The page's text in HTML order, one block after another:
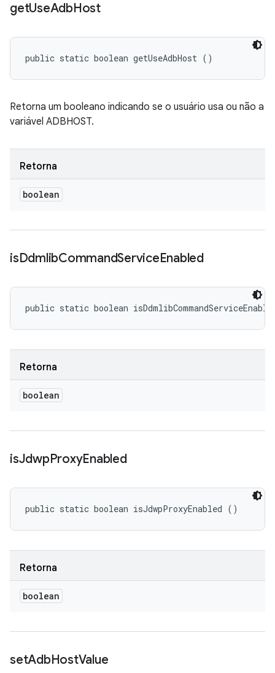
getUseAdbHost
public static boolean getUseAdbHost ()
Retorna um booleano indicando se o usuário usa ou não a
variável ADBHOST.
Retorna
boolean
isDdmlibCommandServiceEnabled
public static boolean
Retorna
boolean
isJdwpProxyEnabled
public static boolean isJdwpProxyEnabled ()
Retorna
boolean
setAdbHostValue